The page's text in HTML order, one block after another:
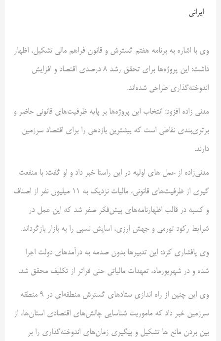
ایرانی
وی با اشاره به برنامه هفتم گسترش و قانون فراهم مالی تشکیل، اظهار
داشت: این پروژه‌ها برای تحقق رشد 8 درصدی اقتصاد و افزایش
اندوخته‌گذاری طراحی شده‌اند.
مدنی زاده افزود: انتخاب این پروژه‌ها بر پایه ظرفیت‌های قانونی حاضر و
برتری‌بندی نقاطی است که بیشترین بازدهی را برای اقتصاد سرزمین
دارند.
مدنی‌زاده از عمل های اولیه در این راستا خبر داد و او گفت: با منفعت
گیری از ظرفیت‌های قانونی، مالیات نزدیک به 11 میلیون نفر از اصناف
و کسبه در قالب اظهارنامه‌های پیش‌فکر صفر شد که این عمل در
شرایط رکود تورمی و جهش ارزی، اسایش نسبی را به بازار بازگرداند.
وی پافشاری کرد: این تدبیرها بدون صدمه به درآمدهای دولت اجرا
شده و در شهریورماه، تعهدات مالیاتی حتی فراتر از تکلیف محقق شد.
وی این چنین از راه اندازی ستادهای گسترش منطقه‌ای در 9 منطقه
سرزمین خبر داد که ماموریت شناسایی چالش‌های اقتصادی استان‌ها، از
بین بردن مانع ها تشکیل و پیگیری زمان‌های اندوخته‌گذاری را بر